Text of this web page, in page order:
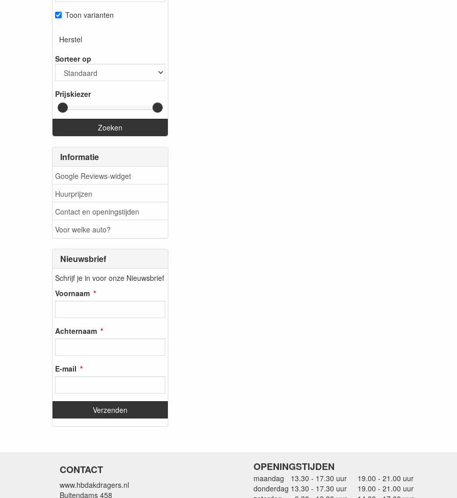
Toon varianten
Herstel
Sorteer op
Prijskiezer
Zoeken
Informatie
Google Reviews-widget
Huurprijzen
Contact en openingstijden
Voor welke auto?
Nieuwsbrief
Schrijf je in voor onze Nieuwsbrief
Voornaam
Achternaam
E-mail
CONTACT
www.hbdakdragers.nl
Buitendams 458
OPENINGSTIJDEN
maandag 13.30 - 17.30 uur
19.00 - 21.00 uur
donderdag 13.30 - 17.30 uur
19.00 - 21.00 uur